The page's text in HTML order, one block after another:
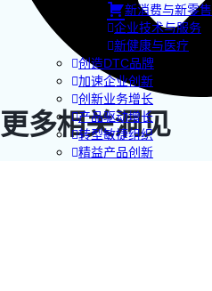
新消费与新零售
企业技术与服务
新健康与医疗
创造DTC品牌
加速企业创新
创新业务增长
产品驱动增长
转型敏捷组织
精益产品创新
更多相关洞见